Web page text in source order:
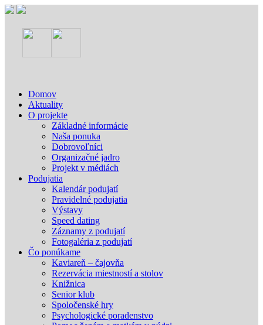
Domov
Aktuality
O projekte
Základné informácie
Naša ponuka
Dobrovoľníci
Organizačné jadro
Projekt v médiách
Podujatia
Kalendár podujatí
Pravidelné podujatia
Výstavy
Speed dating
Záznamy z podujatí
Fotogaléria z podujatí
Čo ponúkame
Kaviareň – čajovňa
Rezervácia miestností a stolov
Knižnica
Senior klub
Spoločenské hry
Psychologické poradenstvo